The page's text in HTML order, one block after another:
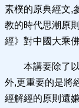
素樸的原典經文,
教的時代思潮原
經》對中國大乘
本講要除了
外,更重要的是將
經解經的原則還